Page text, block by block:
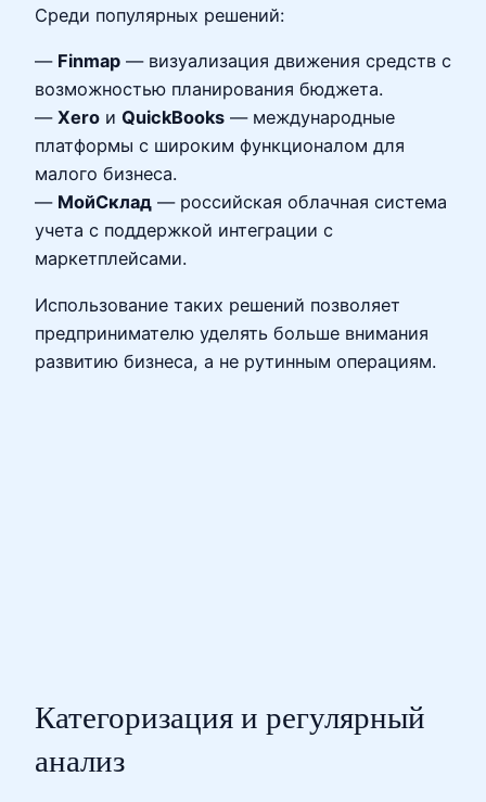
Среди популярных решений:
— Finmap — визуализация движения средств с
возможностью планирования бюджета.
— Xero и QuickBooks — международные
платформы с широким функционалом для
малого бизнеса.
— МойСклад — российская облачная система
учета с поддержкой интеграции с
маркетплейсами.
Использование таких решений позволяет
предпринимателю уделять больше внимания
развитию бизнеса, а не рутинным операциям.
Категоризация и регулярный
анализ